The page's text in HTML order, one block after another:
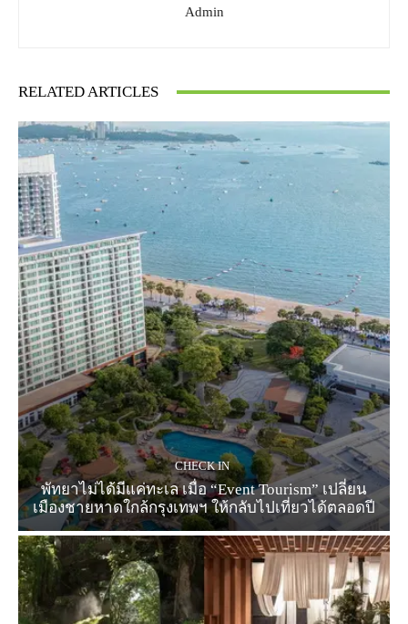
Admin
RELATED ARTICLES
CHECK IN
พัทยาไม่ได้มีแค่ทะเล เมื่อ “Event Tourism” เปลี่ยน
เมืองชายหาดใกล้กรุงเทพฯ ให้กลับไปเที่ยวได้ตลอดปี